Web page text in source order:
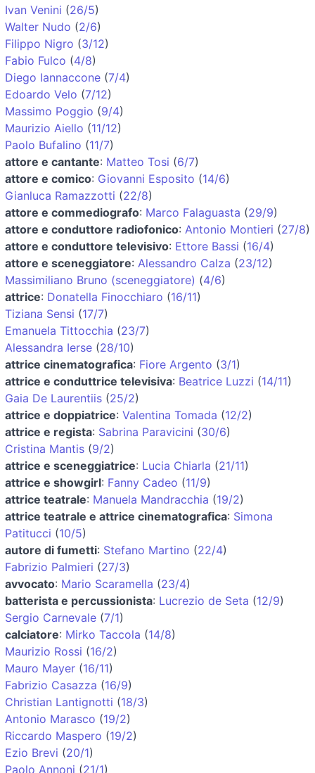
Ivan Venini (26/5)
Walter Nudo (2/6)
Filippo Nigro (3/12)
Fabio Fulco (4/8)
Diego Iannaccone (7/4)
Edoardo Velo (7/12)
Massimo Poggio (9/4)
Maurizio Aiello (11/12)
Paolo Bufalino (11/7)
attore e cantante: Matteo Tosi (6/7)
attore e comico: Giovanni Esposito (14/6)
Gianluca Ramazzotti (22/8)
attore e commediografo: Marco Falaguasta (29/9)
attore e conduttore radiofonico: Antonio Montieri (27/8)
attore e conduttore televisivo: Ettore Bassi (16/4)
attore e sceneggiatore: Alessandro Calza (23/12)
Massimiliano Bruno (sceneggiatore) (4/6)
attrice: Donatella Finocchiaro (16/11)
Tiziana Sensi (17/7)
Emanuela Tittocchia (23/7)
Alessandra Ierse (28/10)
attrice cinematografica: Fiore Argento (3/1)
attrice e conduttrice televisiva: Beatrice Luzzi (14/11)
Gaia De Laurentiis (25/2)
attrice e doppiatrice: Valentina Tomada (12/2)
attrice e regista: Sabrina Paravicini (30/6)
Cristina Mantis (9/2)
attrice e sceneggiatrice: Lucia Chiarla (21/11)
attrice e showgirl: Fanny Cadeo (11/9)
attrice teatrale: Manuela Mandracchia (19/2)
attrice teatrale e attrice cinematografica: Simona
Patitucci (10/5)
autore di fumetti: Stefano Martino (22/4)
Fabrizio Palmieri (27/3)
avvocato: Mario Scaramella (23/4)
batterista e percussionista: Lucrezio de Seta (12/9)
Sergio Carnevale (7/1)
calciatore: Mirko Taccola (14/8)
Maurizio Rossi (16/2)
Mauro Mayer (16/11)
Fabrizio Casazza (16/9)
Christian Lantignotti (18/3)
Antonio Marasco (19/2)
Riccardo Maspero (19/2)
Ezio Brevi (20/1)
Paolo Annoni (21/1)